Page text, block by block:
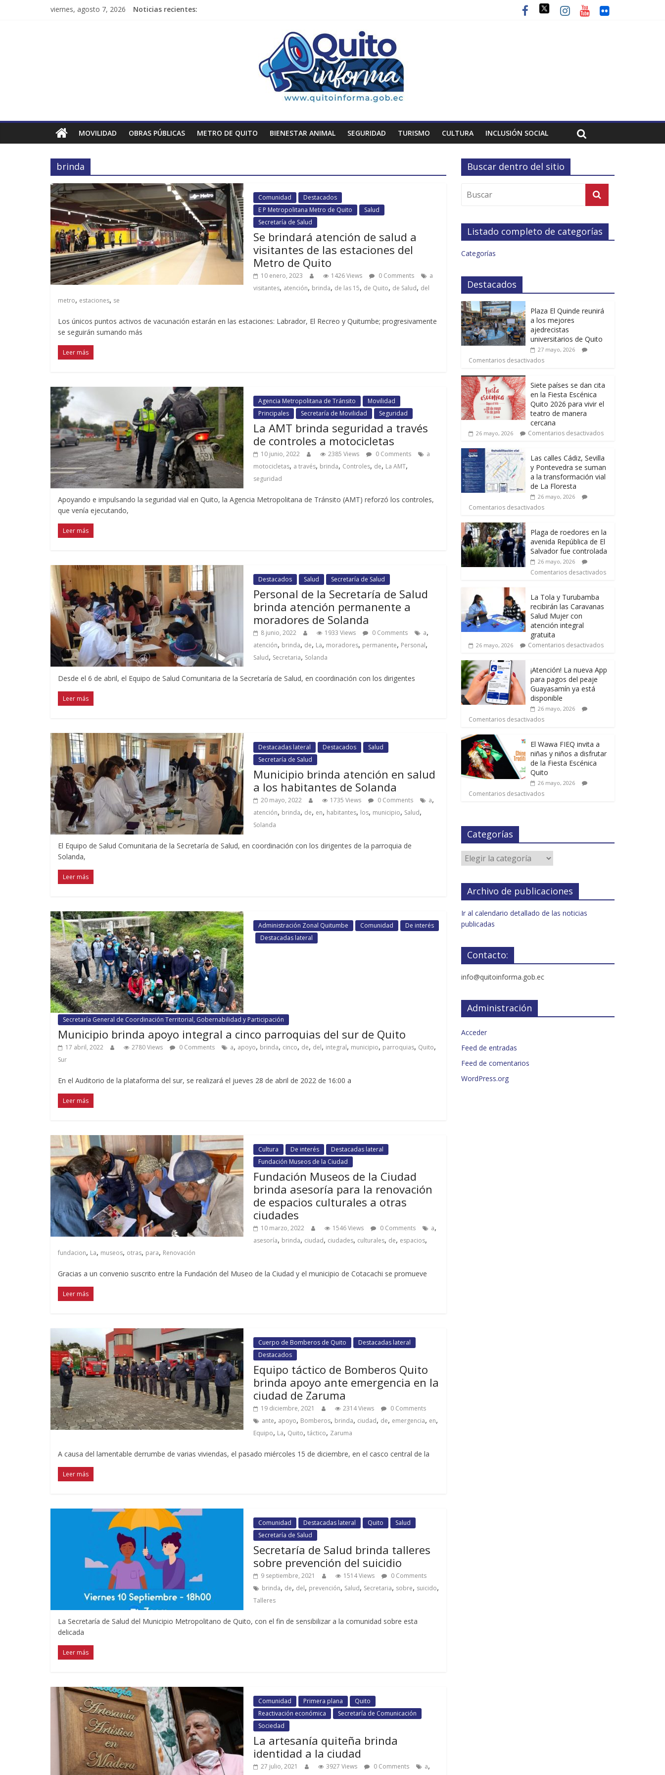
viernes, agosto 7, 2026 Noticias recientes:
MOVILIDAD OBRAS PÚBLICAS METRO DE QUITO BIENESTAR ANIMAL SEGURIDAD TURISMO CULTURA INCLUSIÓN SOCIAL
brinda
Comunidad
Destacados
E P Metropolitana Metro de Quito
Salud
Secretaría de Salud
Se brindará atención de salud a
visitantes de las estaciones del
Metro de Quito
10 enero, 2023 1426 Views 0 Comments
a
visitantes, atención, brinda, de las 15, de Quito, de Salud, del
metro, estaciones, se
Los únicos puntos activos de vacunación estarán en las estaciones: Labrador, El Recreo y Quitumbe; progresivamente
se seguirán sumando más
Leer más
Agencia Metropolitana de Tránsito
Movilidad
Principales
Secretaría de Movilidad Seguridad
La AMT brinda seguridad a través
de controles a motocicletas
10 junio, 2022 2385 Views 0 Comments
a
motocicletas, a través, brinda, Controles, de, La AMT,
seguridad
Apoyando e impulsando la seguridad vial en Quito, la Agencia Metropolitana de Tránsito (AMT) reforzó los controles,
que venía ejecutando,
Leer más
Destacados Salud Secretaría de Salud
Personal de la Secretaría de Salud
brinda atención permanente a
moradores de Solanda
8 junio, 2022 1933 Views 0 Comments a,
atención, brinda, de, La, moradores, permanente, Personal,
Salud, Secretaria, Solanda
Desde el 6 de abril, el Equipo de Salud Comunitaria de la Secretaría de Salud, en coordinación con los dirigentes
Leer más
Destacadas lateral Destacados
Salud
Secretaría de Salud
Municipio brinda atención en salud
a los habitantes de Solanda
20 mayo, 2022 1735 Views 0 Comments a,
atención, brinda, de, en, habitantes, los, municipio, Salud,
Solanda
El Equipo de Salud Comunitaria de la Secretaría de Salud, en coordinación con los dirigentes de la parroquia de
Solanda,
Leer más
Administración Zonal Quitumbe Comunidad
De interés
Destacadas lateral
Secretaría General de Coordinación Territorial, Gobernabilidad y Participación
Municipio brinda apoyo integral a cinco parroquias del sur de Quito
17 abril, 2022 2780 Views 0 Comments a, apoyo, brinda, cinco, de, del, integral, municipio, parroquias, Quito,
Sur
En el Auditorio de la plataforma del sur, se realizará el jueves 28 de abril de 2022 de 16:00 a
Leer más
Cultura De interés
Destacadas lateral
Fundación Museos de la Ciudad
Fundación Museos de la Ciudad
brinda asesoría para la renovación
de espacios culturales a otras
ciudades
10 marzo, 2022 1546 Views 0 Comments a,
asesoría, brinda, ciudad, ciudades, culturales, de, espacios,
fundacion, La, museos, otras, para, Renovación
Gracias a un convenio suscrito entre la Fundación del Museo de la Ciudad y el municipio de Cotacachi se promueve
Leer más
Cuerpo de Bomberos de Quito
Destacadas lateral
Destacados
Equipo táctico de Bomberos Quito
brinda apoyo ante emergencia en la
ciudad de Zaruma
19 diciembre, 2021 2314 Views
0 Comments
ante, apoyo, Bomberos, brinda, ciudad, de, emergencia, en,
Equipo, La, Quito, táctico, Zaruma
A causa del lamentable derrumbe de varias viviendas, el pasado miércoles 15 de diciembre, en el casco central de la
Leer más
Comunidad Destacadas lateral Quito
Salud
Secretaría de Salud
Secretaría de Salud brinda talleres
sobre prevención del suicidio
9 septiembre, 2021 1514 Views
0 Comments
brinda, de, del, prevención, Salud, Secretaria, sobre, suicido,
Talleres
La Secretaría de Salud del Municipio Metropolitano de Quito, con el fin de sensibilizar a la comunidad sobre esta
delicada
Leer más
Comunidad Primera plana
Quito
Reactivación económica
Secretaría de Comunicación
Sociedad
La artesanía quiteña brinda
identidad a la ciudad
27 julio, 2021 3927 Views 0 Comments a,
Buscar dentro del sitio
Listado completo de categorías
Categorías
Destacados
Plaza El Quinde reunirá
a los mejores
ajedrecistas
universitarios de Quito
27 mayo, 2026
Comentarios desactivados
Siete países se dan cita
en la Fiesta Escénica
Quito 2026 para vivir el
teatro de manera
cercana
26 mayo, 2026 Comentarios desactivados
Las calles Cádiz, Sevilla
y Pontevedra se suman
a la transformación vial
de La Floresta
26 mayo, 2026
Comentarios desactivados
Plaga de roedores en la
avenida República de El
Salvador fue controlada
26 mayo, 2026
Comentarios desactivados
La Tola y Turubamba
recibirán las Caravanas
Salud Mujer con
atención integral
gratuita
26 mayo, 2026 Comentarios desactivados
¡Atención! La nueva App
para pagos del peaje
Guayasamín ya está
disponible
26 mayo, 2026
Comentarios desactivados
El Wawa FIEQ invita a
niñas y niños a disfrutar
de la Fiesta Escénica
Quito
26 mayo, 2026
Comentarios desactivados
Categorías
Archivo de publicaciones
Ir al calendario detallado de las noticias
publicadas
Contacto:
info@quitoinforma.gob.ec
Administración
Acceder
Feed de entradas
Feed de comentarios
WordPress.org